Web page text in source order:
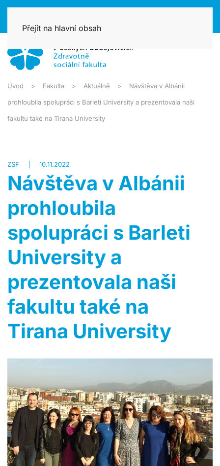
Přejít na hlavní obsah
Úvod Fakulta Aktuálně Návštěva v Albánii
prohloubila spolupráci s Barleti University a prezentovala naši
fakultu také na Tirana University
ZSF 10.11.2022
Návštěva v Albánii
prohloubila
spolupráci s Barleti
University a
prezentovala naši
fakultu také na
Tirana University